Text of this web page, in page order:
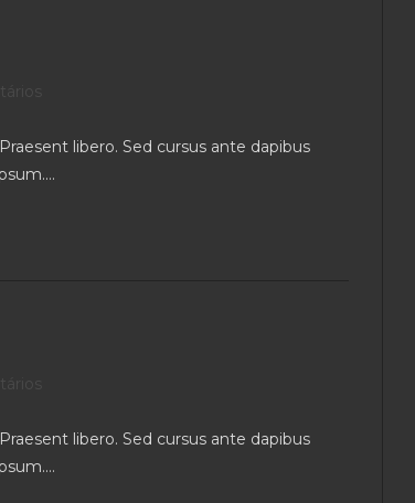
libero. Sed cursus ante dapibus
libero. Sed cursus ante dapibus